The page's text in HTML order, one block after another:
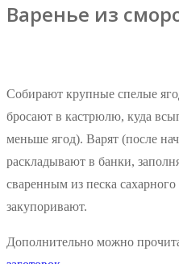
Варенье из
Собирают крупные спелые
бросают в кастрюлю, куда
меньше ягод). Варят (после
раскладывают в банки,
сваренным из песка
закупоривают.
Дополнительно можно